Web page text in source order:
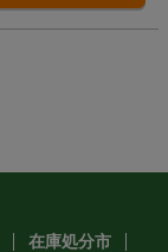
在庫処分市